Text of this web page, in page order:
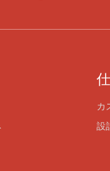
カ
設